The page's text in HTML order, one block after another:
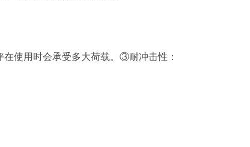
使用时会承受多大荷载。③耐冲击性：